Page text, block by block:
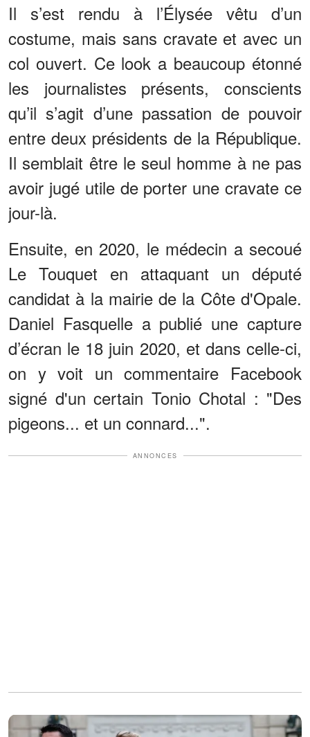
Il s’est rendu à l’Élysée vêtu d’un
costume, mais sans cravate et avec un
col ouvert. Ce look a beaucoup étonné
les journalistes présents, conscients
qu’il s’agit d’une passation de pouvoir
entre deux présidents de la République.
Il semblait être le seul homme à ne pas
avoir jugé utile de porter une cravate ce
jour-là.
Ensuite, en 2020, le médecin a secoué
Le Touquet en attaquant un député
candidat à la mairie de la Côte d'Opale.
Daniel Fasquelle a publié une capture
d’écran le 18 juin 2020, et dans celle-ci,
on y voit un commentaire Facebook
signé d'un certain Tonio Chotal : "Des
pigeons... et un connard...".
ANNONCES